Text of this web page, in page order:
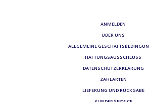
ANMELDEN
ÜBER UNS
ALLGEMEINE
HAFTUNGSAUSSCHLUSS
DATENSCHUTZERKLÄRUNG
ZAHLARTEN
LIEFERUNG UND RÜCKGABE